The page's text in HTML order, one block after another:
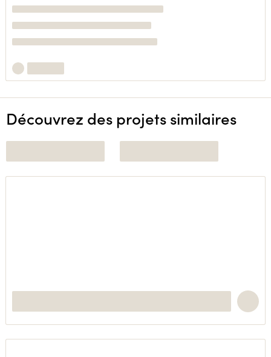
Découvrez des projets similaires